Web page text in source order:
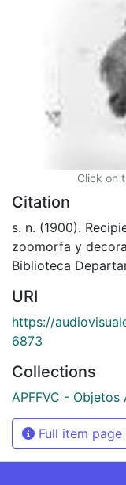
Click on
Citation
s. n. (1900).
zoomorfa y
Biblioteca
URI
https://
6873
Collections
APFFVC -
Full item page